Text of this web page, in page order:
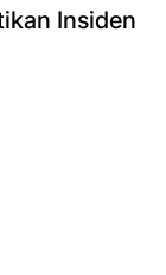
Insiden